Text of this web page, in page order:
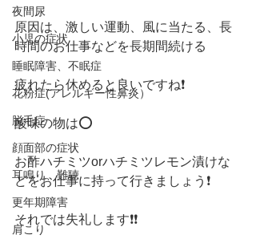
夜間尿
小児の症状
睡眠障害、不眠症
花粉症(アレルギー性鼻炎）
脱毛症
顔面部の症状
耳鳴り、難聴
更年期障害
肩こり
原因は、激しい運動、風に当たる、長
時間のお仕事などを長期間続ける
疲れたら休めると良いですね❗️
酸味の物は⭕️
お酢ハチミツorハチミツレモン漬けな
どをお仕事に持って行きましょう❗️
それでは失礼します❗️❗️